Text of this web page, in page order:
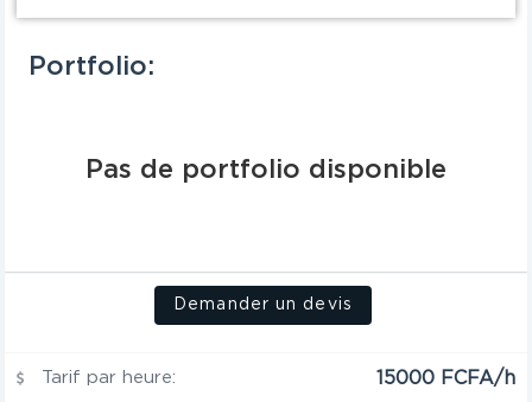
Portfolio:
Pas de portfolio disponible
Demander un devis
Tarif par heure: 15000 FCFA/h